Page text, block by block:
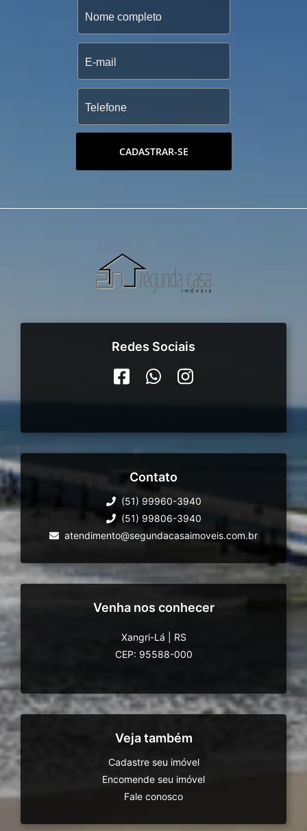
CADASTRAR-SE
Redes Sociais
Contato
(51) 99960-3940
(51) 99806-3940
atendimento@segundacasaimoveis.com.br
Venha nos conhecer
Xangri-Lá
RS
CEP: 95588-000
Veja também
Cadastre seu imóvel
Encomende seu imóvel
Fale conosco